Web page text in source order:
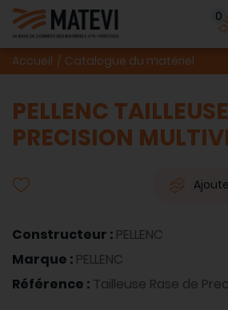
0
Accueil Catalogue du matériel
PELLENC
PRECISION
Constructeur : PELLENC
Marque : PELLENC
Référence : Tailleuse Rase de